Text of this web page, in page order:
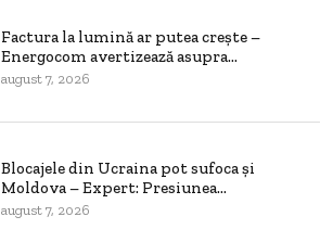
Factura la lumină ar putea crește –
Energocom avertizează asupra...
august 7, 2026
Blocajele din Ucraina pot sufoca și
Moldova – Expert: Presiunea...
august 7, 2026